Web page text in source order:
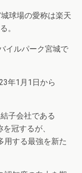
球場の愛称は楽天
。
イルパーク宮城で
年1月1日から
子会社である
冠するが、
用する最強を新た